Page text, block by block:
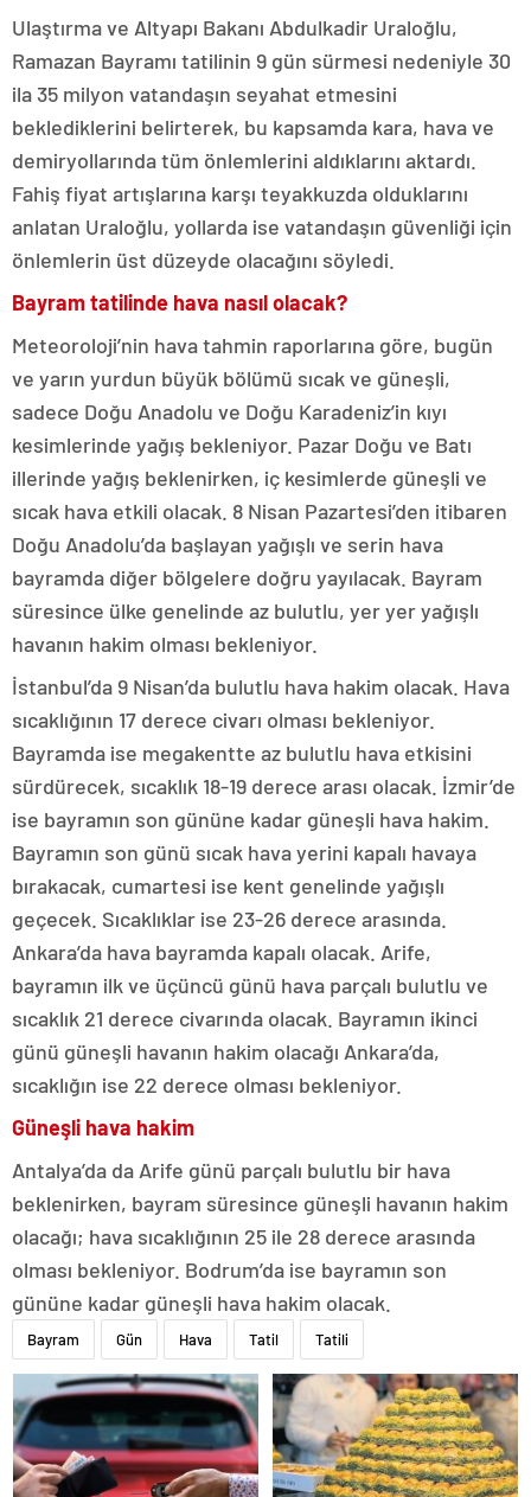
Ulaştırma ve Altyapı Bakanı Abdulkadir Uraloğlu,
Ramazan Bayramı tatilinin 9 gün sürmesi nedeniyle 30
ila 35 milyon vatandaşın seyahat etmesini
beklediklerini belirterek, bu kapsamda kara, hava ve
demiryollarında tüm önlemlerini aldıklarını aktardı.
Fahiş fiyat artışlarına karşı teyakkuzda olduklarını
anlatan Uraloğlu, yollarda ise vatandaşın güvenliği için
önlemlerin üst düzeyde olacağını söyledi.
Bayram tatilinde hava nasıl olacak?
Meteoroloji’nin hava tahmin raporlarına göre, bugün
ve yarın yurdun büyük bölümü sıcak ve güneşli,
sadece Doğu Anadolu ve Doğu Karadeniz’in kıyı
kesimlerinde yağış bekleniyor. Pazar Doğu ve Batı
illerinde yağış beklenirken, iç kesimlerde güneşli ve
sıcak hava etkili olacak. 8 Nisan Pazartesi’den itibaren
Doğu Anadolu’da başlayan yağışlı ve serin hava
bayramda diğer bölgelere doğru yayılacak. Bayram
süresince ülke genelinde az bulutlu, yer yer yağışlı
havanın hakim olması bekleniyor.
İstanbul’da 9 Nisan’da bulutlu hava hakim olacak. Hava
sıcaklığının 17 derece civarı olması bekleniyor.
Bayramda ise megakentte az bulutlu hava etkisini
sürdürecek, sıcaklık 18-19 derece arası olacak. İzmir’de
ise bayramın son gününe kadar güneşli hava hakim.
Bayramın son günü sıcak hava yerini kapalı havaya
bırakacak, cumartesi ise kent genelinde yağışlı
geçecek. Sıcaklıklar ise 23-26 derece arasında.
Ankara’da hava bayramda kapalı olacak. Arife,
bayramın ilk ve üçüncü günü hava parçalı bulutlu ve
sıcaklık 21 derece civarında olacak. Bayramın ikinci
günü güneşli havanın hakim olacağı Ankara’da,
sıcaklığın ise 22 derece olması bekleniyor.
Güneşli hava hakim
Antalya’da da Arife günü parçalı bulutlu bir hava
beklenirken, bayram süresince güneşli havanın hakim
olacağı; hava sıcaklığının 25 ile 28 derece arasında
olması bekleniyor. Bodrum’da ise bayramın son
gününe kadar güneşli hava hakim olacak.
Bayram Gün Hava Tatil Tatili